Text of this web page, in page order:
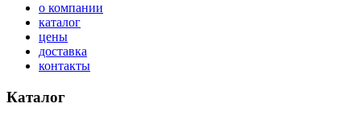
о компании
каталог
цены
доставка
контакты
Каталог